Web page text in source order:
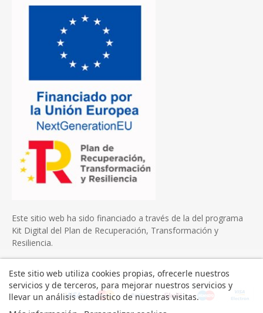
Este sitio web ha sido financiado a través de la del programa
Kit Digital del Plan de Recuperación, Transformación y
Resiliencia.
Este sitio web utiliza cookies propias, ofrecerle nuestros
servicios y de terceros, para mejorar nuestros servicios y
llevar un análisis estadístico de nuestras visitas.